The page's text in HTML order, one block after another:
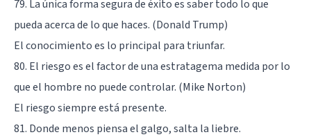
79. La única forma segura de éxito es saber todo lo que
pueda acerca de lo que haces. (Donald Trump)
El conocimiento es lo principal para triunfar.
80. El riesgo es el factor de una estratagema medida por lo
que el hombre no puede controlar. (Mike Norton)
El riesgo siempre está presente.
81. Donde menos piensa el galgo, salta la liebre.